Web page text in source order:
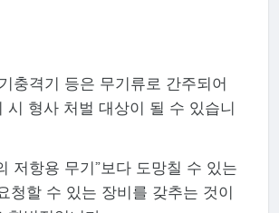
충격기 등은 무기류로 간주되어
시 형사 처벌 대상이 될 수 있습니
저항용 무기”보다 도망칠 수 있는
청할 수 있는 장비를 갖추는 것이